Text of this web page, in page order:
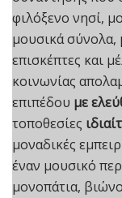
φιλόξενο νησί,
μουσικά σύνολα,
επισκέπτες και
κοινωνίας
επιπέδου με
τοποθεσίες
μοναδικές
έναν μουσικό
μονοπάτια,